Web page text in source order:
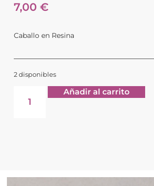
7,00 €
Caballo en Resina
2 disponibles
Añadir al carrito